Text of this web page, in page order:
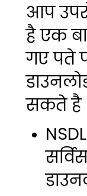
आप
है एक
गए पते
सकते है